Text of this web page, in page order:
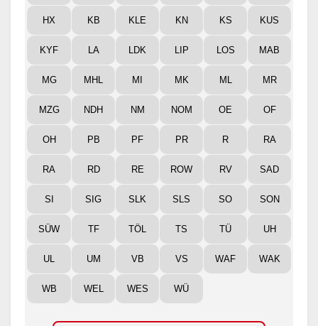
HX KB KLE KN KS KUS
KYF LA LDK LIP LOS MAB
MG MHL MI MK ML MR
MZG NDH NM NOM OE OF
OH PB PF PR R RA
RA RD RE ROW RV SAD
SI SIG SLK SLS SO SON
SÜW TF TÖL TS TÜ UH
UL UM VB VS WAF WAK
WB WEL WES WÜ